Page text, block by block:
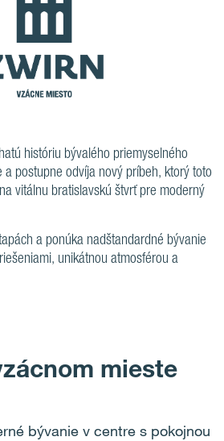
históriu bývalého priemyselného
postupne odvíja nový príbeh, ktorý toto
vitálnu bratislavskú štvrť pre moderný
a ponúka nadštandardné bývanie
unikátnou atmosférou a
mieste
bývanie v centre s pokojnou